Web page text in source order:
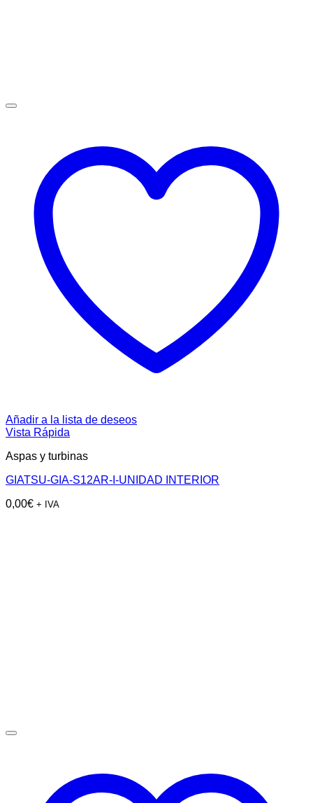
Añadir a la lista de deseos
Vista Rápida
Aspas y turbinas
GIATSU-GIA-S12AR-I-UNIDAD INTERIOR
0,00€ + IVA